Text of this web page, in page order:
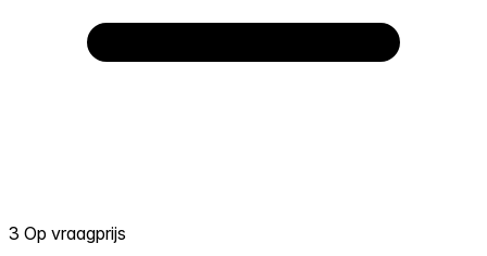
3 Op vraagprijs